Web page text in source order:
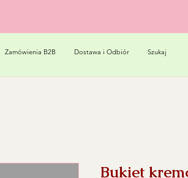
Zamówienia B2B Dostawa i Odbiór Szukaj
Bukiet